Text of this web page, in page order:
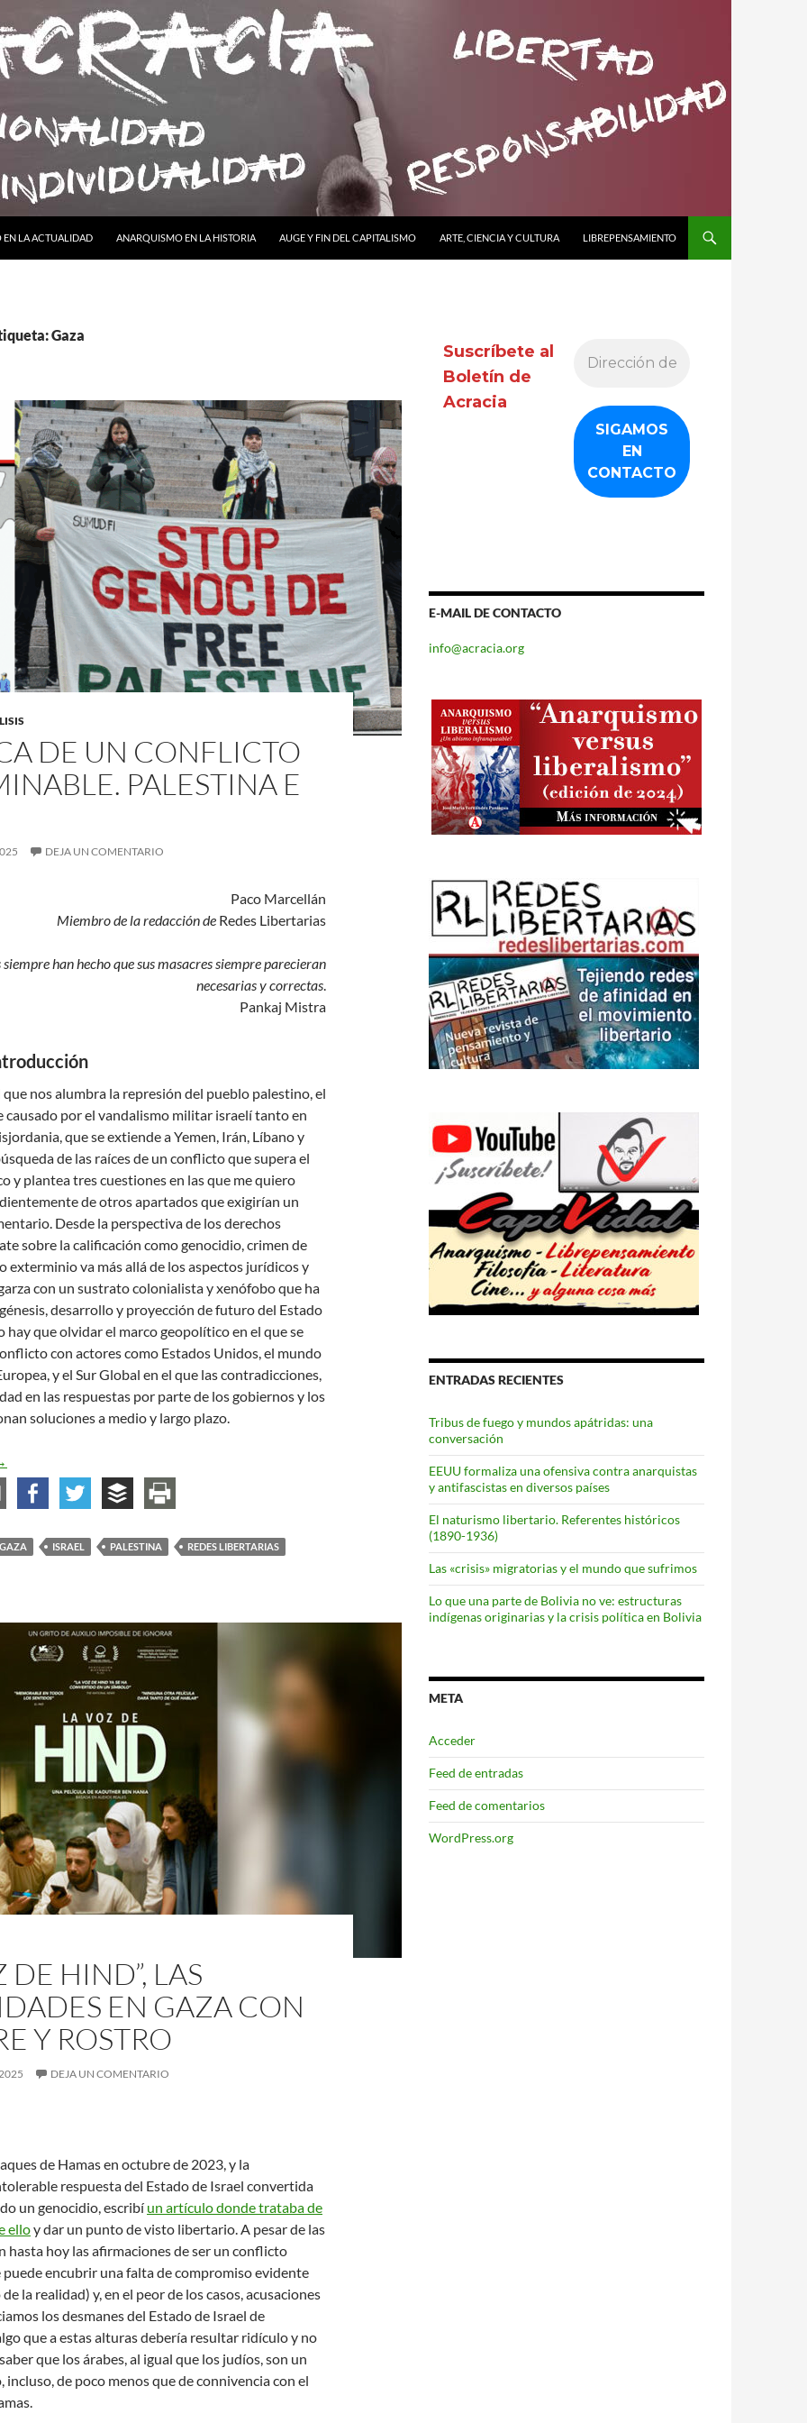
LA ACTUALIDAD
ANARQUISMO EN LA HISTORIA AUGE Y FIN DEL CAPITALISMO ARTE, CIENCIA Y CULTURA LIBREPENSAMIENTO
Gaza
DE UN CONFLICTO I
PALESTINA E I
DEJA UN COMENTARIO
Paco Marcellán
Miembro de la redacción de Redes Libertarias
siempre han hecho que sus masacres siempre parecieran
necesarias y correctas.
Pankaj Mistra
nos alumbra la represión del pueblo palestino, el
por el vandalismo militar israelí tanto en
que se extiende a Yemen, Irán, Líbano y
de las raíces de un conflicto que supera el
y plantea tres cuestiones en las que me quiero
de otros apartados que exigirían un
Desde la perspectiva de los derechos
sobre la calificación como genocidio, crimen de
exterminio va más allá de los aspectos jurídicos y
con un sustrato colonialista y xenófobo que ha
desarrollo y proyección de futuro del Estado
hay que olvidar el marco geopolítico en el que se
con actores como Estados Unidos, el mundo
y el Sur Global en el que las contradicciones,
en las respuestas por parte de los gobiernos y los
soluciones a medio y largo plazo.
de un conﬂicto interminable. Palestina e Israel
GAZA ISRAEL PALESTINA
REDES LIBERTARIAS
DE HIND”, LAS
EN GAZA CON
Y ROSTRO
DEJA UN COMENTARIO
de Hamas en octubre de 2023, y la
respuesta del Estado de Israel convertida
un genocidio, escribí un artículo donde trataba de
elloy dar un punto de visto libertario. A pesar de las
hasta hoy las afirmaciones de ser un conflicto
encubrir una falta de compromiso evidente
la realidad) y, en el peor de los casos, acusaciones
los desmanes del Estado de Israel de
que a estas alturas debería resultar ridículo y no
que los árabes, al igual que los judíos, son un
incluso, de poco menos que de connivencia con el
Suscríbete al
Boletín de
Acracia
E-MAIL DE CONTACTO
info@acracia.org
ENTRADAS RECIENTES
Tribus de fuego y mundos apátridas: una
conversación
EEUU formaliza una ofensiva contra anarquistas
y antifascistas en diversos países
El naturismo libertario. Referentes históricos
(1890-1936)
Las «crisis» migratorias y el mundo que sufrimos
Lo que una parte de Bolivia no ve: estructuras
indígenas originarias y la crisis política en Bolivia
META
Acceder
Feed de entradas
Feed de comentarios
WordPress.org